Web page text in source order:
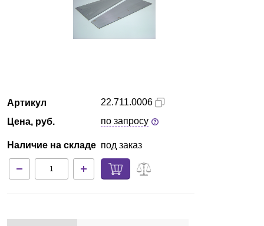
Партнеры
Технический сервис
Артикул
Цена, руб.
Наличие на складе
22.711.0006
по запросу
под заказ